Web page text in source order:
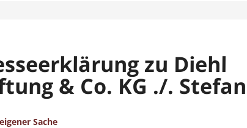
zu Diehl
& Co. KG ./.
Sache